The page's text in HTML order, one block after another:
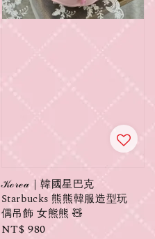
𝒦ℴ𝓇ℯ𝒶｜韓國星巴克
Starbucks 熊熊韓服造型玩
偶吊飾 女熊熊 🧸
Regular
NT$ 980